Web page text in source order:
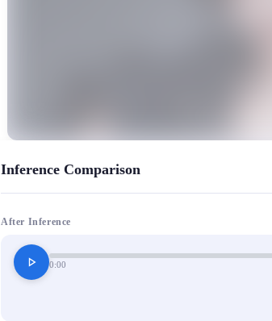
Inference Comparison
After Inference
play_arrow 0:00